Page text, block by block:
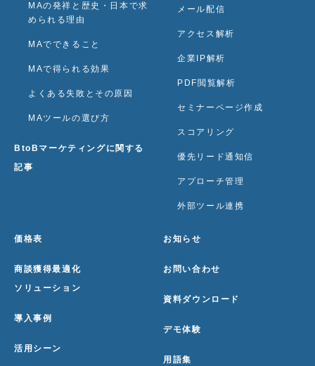
MAの発祥と歴史・日本で求
められる理由
MAでできること
MAで得られる効果
よくある失敗とその原因
MAツールの選び方
BtoBマーケティングに関する
記事
メール配信
アクセス解析
企業IP解析
PDF閲覧解析
セミナーページ作成
スコアリング
優先リード通知信
アプローチ管理
外部ツール連携
価格表
商談獲得最適化
ソリューション
導入事例
活用シーン
お知らせ
お問い合わせ
資料ダウンロード
デモ体験
用語集